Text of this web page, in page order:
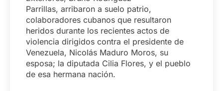
Parrillas, arribaron a suelo patrio,
colaboradores cubanos que resultaron
heridos durante los recientes actos de
violencia dirigidos contra el presidente de
Venezuela, Nicolás Maduro Moros, su
esposa; la diputada Cilia Flores, y el pueblo
de esa hermana nación.